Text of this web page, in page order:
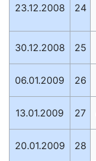
23.12.2008 24
30.12.2008 25
06.01.2009 26
13.01.2009 27
20.01.2009 28